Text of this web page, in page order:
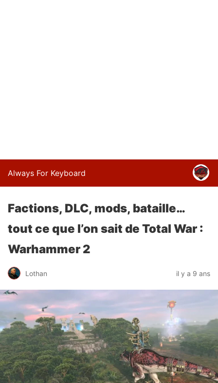
Always For Keyboard
Factions, DLC, mods, bataille…
tout ce que l’on sait de Total War :
Warhammer 2
Lothan il y a 9 ans